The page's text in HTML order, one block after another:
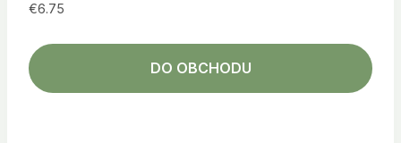
€6.75
DO OBCHODU